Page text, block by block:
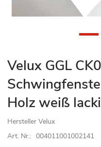
Zum
Anfang
der
springen
Velux GGL
Holz weiß
Hersteller Velux
Art. Nr.: 004011001002141